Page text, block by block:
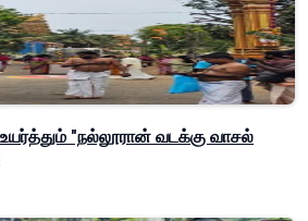
"நல்லூரான் வடக்கு வாசல்